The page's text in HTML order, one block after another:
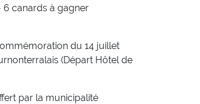
6 canards à gagner
du 14 juillet
(Départ Hôtel de
par la municipalité